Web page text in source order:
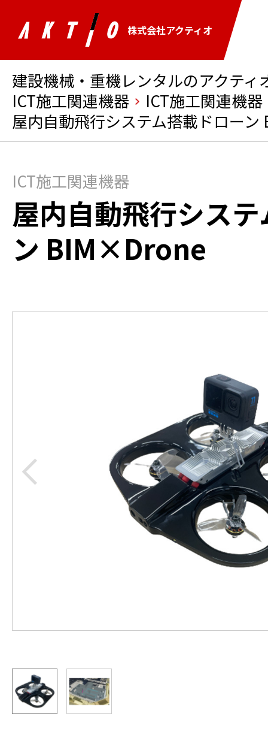
株式会社アクティオ
建設機械・重機レンタルのアクティ
ICT施工関連機器
ICT施工関連機器
屋内自動飛行システム搭載ドロー
ICT施工関連機器
屋内自動飛行シス
ン BIM×Drone